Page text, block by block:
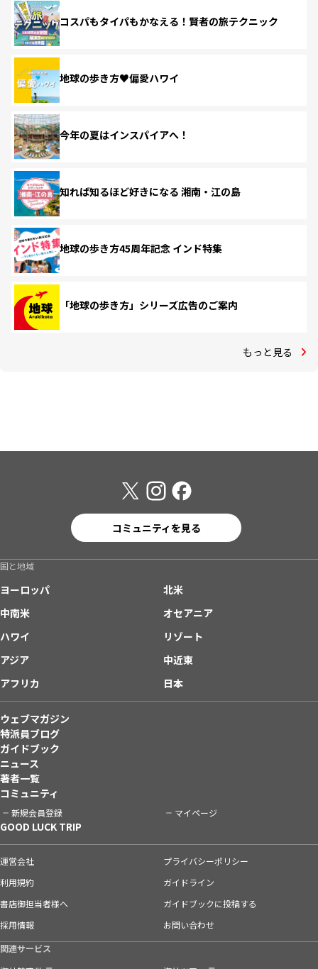
コスパもタイパもかなえる！賢者の旅テクニック
地球の歩き方♥偏愛ハワイ
今年の夏はインスパイアへ！
知れば知るほど好きになる 湘南・江の島
地球の歩き方45周年記念 インド特集
「地球の歩き方」シリーズ広告のご案内
もっと見る
コミュニティを見る
国と地域
ヨーロッパ
北米
中南米
オセアニア
ハワイ
リゾート
アジア
中近東
アフリカ
日本
ウェブマガジン
特派員ブログ
ガイドブック
ニュース
著者一覧
コミュニティ
新規会員登録 マイページ
GOOD LUCK TRIP
運営会社
プライバシーポリシー
利用規約
ガイドライン
書店御担当者様へ
ガイドブックに投稿する
採用情報
お問い合わせ
関連サービス